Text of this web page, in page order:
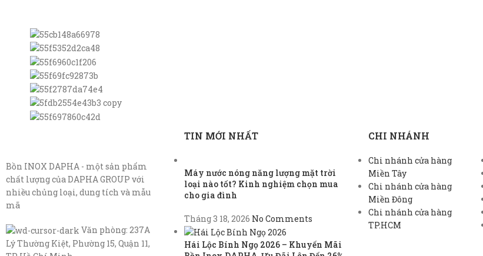
Bồn INOX DAPHA - một sản phẩm
chất lượng của DAPHA GROUP với
nhiều chủng loại, dung tích và mẫu
mã
Văn phòng: 237A
Lý Thường Kiệt, Phường 15, Quận 11,
TIN MỚI NHẤT
Máy nước nóng năng lượng mặt trời
loại nào tốt? Kinh nghiệm chọn mua
cho gia đình
Tháng 3 18, 2026 No Comments
Hái Lộc Bính Ngọ 2026 – Khuyến Mãi
CHI NHÁNH
Chi nhánh cửa hàng
Miền Tây
Chi nhánh cửa hàng
Miền Đông
Chi nhánh cửa hàng
TP.HCM